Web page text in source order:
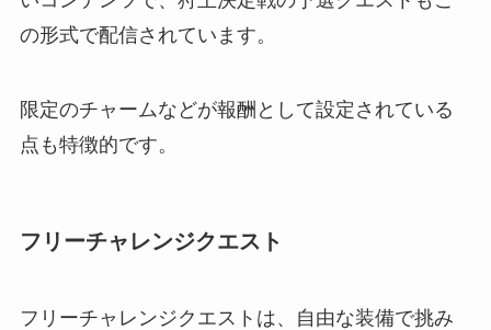
の形式で配信されています。
限定のチャームなどが報酬として設定されている
点も特徴的です。
フリーチャレンジクエスト
フリーチャレンジクエストは、自由な装備で挑み